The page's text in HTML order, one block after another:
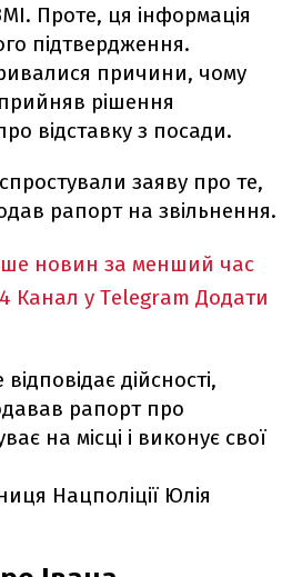
Проте, ця інформація
підтвердження.
причини, чому
рішення
відставку з посади.
заяву про те,
рапорт на звільнення.
новин за менший час
Канал у Telegram Додати
дійсності,
рапорт про
на місці і виконує свої
Нацполіції Юлія